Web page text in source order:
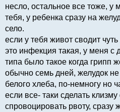
несло, остальное все тоже, у
тебя, у ребенка сразу на
село.
если у тебя живот сводит
это инфекция такая, у меня с
типа было такое когда грипп
обычно семь дней, желудок не
белого хлеба, по-немногу но
если все- таки сделать
спровоцировать рвоту, сразу